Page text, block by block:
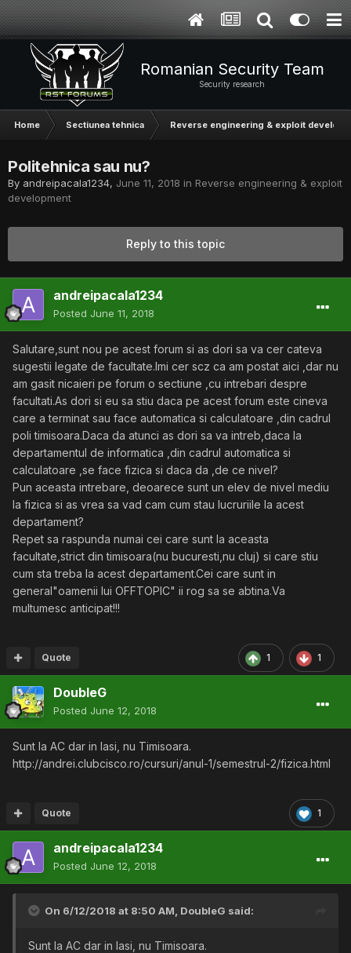
Romanian Security Team
Security research
Home Sectiunea tehnica Reverse engineering & exploit
Politehnica sau nu?
By andreipacala1234, June 11, 2018 in Reverse engineering & exploit
development
Reply to this topic
andreipacala1234
Posted June 11, 2018
Salutare,sunt nou pe acest forum si as dori sa va cer cateva
sugestii legate de facultate.Imi cer scz ca am postat aici ,dar nu
am gasit nicaieri pe forum o sectiune ,cu intrebari despre
facultati.As dori si eu sa stiu daca pe acest forum este cineva
care a terminat sau face automatica si calculatoare ,din cadrul
poli timisoara.Daca da atunci as dori sa va intreb,daca la
departamentul de informatica ,din cadrul automatica si
calculatoare ,se face fizica si daca da ,de ce nivel?
Pun aceasta intrebare, deoarece sunt un elev de nivel mediu
la fizica si as vrea sa vad cam cum stau lucruriile la acest
departament?
Repet sa raspunda numai cei care sunt la aceasta
facultate,strict din timisoara(nu bucuresti,nu cluj) si care stiu
cum sta treba la acest departament.Cei care sunt in
general"oamenii lui OFFTOPIC" ii rog sa se abtina.Va
multumesc anticipat!!!
1 1
Quote
DoubleG
Posted June 12, 2018
Sunt la AC dar in Iasi, nu Timisoara.
http://andrei.clubcisco.ro/cursuri/anul-1/semestrul-2/fizica.html
1
Quote
andreipacala1234
Posted June 12, 2018
On 6/12/2018 at 8:50 AM, DoubleG said:
Sunt la AC dar in Iasi, nu Timisoara.